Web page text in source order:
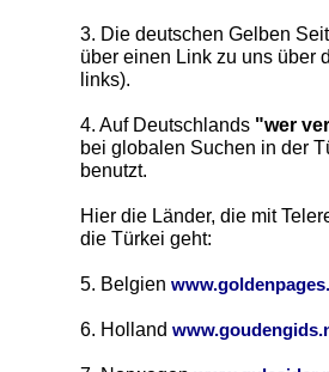
3. Die deutschen Gelben
über einen Link zu uns über
links).
4. Auf Deutschlands "wer
bei globalen Suchen in der
benutzt.
Hier die Länder, die mit
die Türkei geht:
5. Belgien
6. Holland